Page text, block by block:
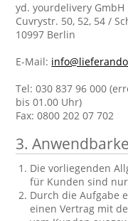
yd. yourdelivery GmbH
Cuvrystr. 50, 52, 54 /
10997 Berlin
E-Mail:
Tel: 030 837 96 000
bis 01.00 Uhr)
Fax: 0800 202 07 702
3.
Die vorliegenden
für Kunden sind
Durch die Aufgabe
einen Vertrag mit